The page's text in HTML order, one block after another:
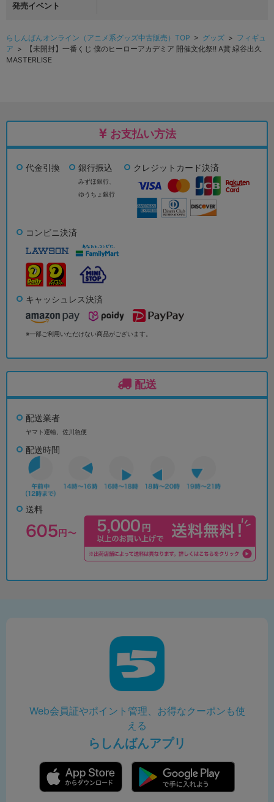
発売イベント
らしんばんオンライン（アニメ系グッズ中古販売）TOP > グッズ > フィギュ
ア > 【未開封】一番くじ 僕のヒーローアカデミア 開催文化祭!! A賞 緑谷出久
MASTERLISE
お支払い方法
代金引換 銀行振込
みずほ銀行、
ゆうちょ銀行
クレジットカード決済
コンビニ決済
キャッシュレス決済
※一部ご利用いただけない商品がございます。
配送
配送業者
ヤマト運輸、佐川急便
配送時間
送料
Web会員証やポイント管理、お得なクーポンも使
える
らしんばんアプリ